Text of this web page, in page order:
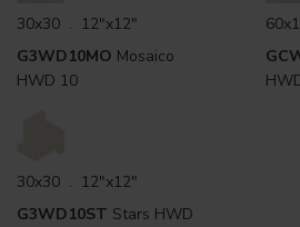
30x30 . 12"x12"
G3WD10MO Mosaico
HWD 10
30x30 . 12"x12"
G3WD10ST Stars HWD